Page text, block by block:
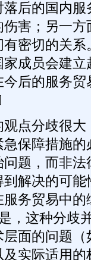
后的国内
害；另一
有密切的关
成员会建
后的服务
分歧很大
保障措施
题，而非
到解决的可
务贸易中的
，这种分歧
面的问题
实际适用